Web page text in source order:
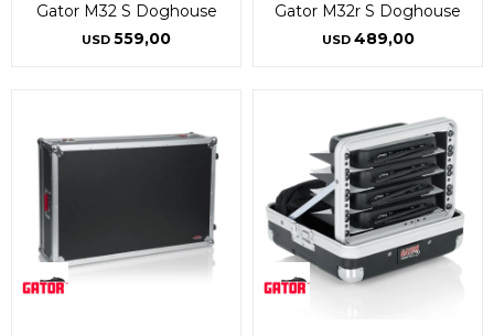
Gator M32 S Doghouse
USD 559,00
Gator M32r S Doghouse
USD 489,00